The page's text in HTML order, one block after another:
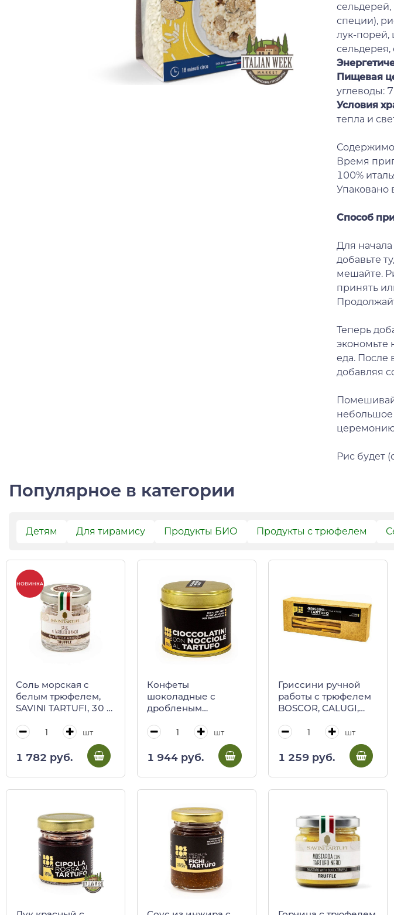
специи),
лук-порей,
Пищевая
углеводы:
Условия
тепла и
Время
100%
Упаковано
Способ
Для
добавьте
мешайте.
принять
Теперь
экономьте
еда. После
добавляя
небольшое
Рис будет
Популярное в категории
Детям Для тирамису Продукты БИО Продукты с трюфелем
НОВИНКА
Соль морская c
белым трюфелем,
SAVINI TARTUFI, 30 г
шт
1 782 руб.
Конфеты
шоколадные с
дробленым
трюфелем BOSCOR,
CALUGI, 80 г (ж/б)
шт
1 944 руб.
Гриссини ручной
работы с трюфелем
BOSCOR, CALUGI,
шт
1 259 руб.